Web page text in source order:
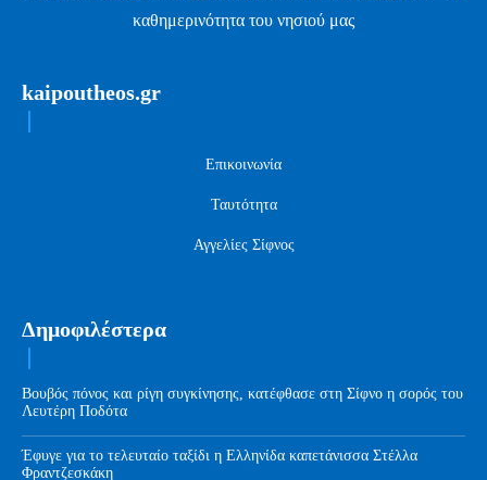
καθημερινότητα του νησιού μας
kaipoutheos.gr
Επικοινωνία
Ταυτότητα
Αγγελίες Σίφνος
Δημοφιλέστερα
Βουβός πόνος και ρίγη συγκίνησης, κατέφθασε στη Σίφνο η σορός του
Λευτέρη Ποδότα
Έφυγε για το τελευταίο ταξίδι η Ελληνίδα καπετάνισσα Στέλλα
Φραντζεσκάκη